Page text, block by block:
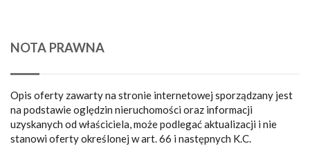
NOTA PRAWNA
Opis oferty zawarty na stronie internetowej sporządzany jest
na podstawie oględzin nieruchomości oraz informacji
uzyskanych od właściciela, może podlegać aktualizacji i nie
stanowi oferty określonej w art. 66 i następnych K.C.